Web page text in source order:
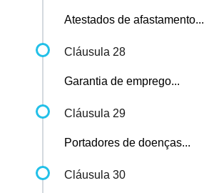
Atestados de afastamento...
Cláusula 28
Garantia de emprego...
Cláusula 29
Portadores de doenças...
Cláusula 30